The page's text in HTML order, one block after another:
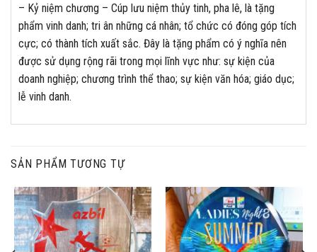
– Kỷ niệm chương – Cúp lưu niệm thủy tinh, pha lê, là tặng
phẩm vinh danh; tri ân những cá nhân; tổ chức có đóng góp tích
cực; có thành tích xuất sắc. Đây là tặng phẩm có ý nghĩa nên
được sử dụng rộng rãi trong mọi lĩnh vực như: sự kiện của
doanh nghiệp; chương trình thể thao; sự kiện văn hóa; giáo dục;
lễ vinh danh.
SẢN PHẨM TƯƠNG TỰ